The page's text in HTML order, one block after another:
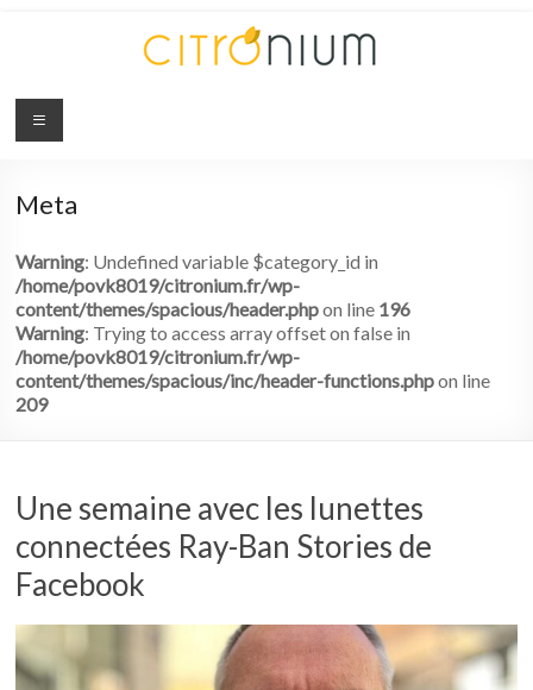
Citronium
Abonnez-
à
Meta
Warning: Undefined variable $category_id in
/home/povk8019/citronium.fr/wp-
content/themes/spacious/header.phpon line 196
Warning: Trying to access array offset on false in
/home/povk8019/citronium.fr/wp-
content/themes/spacious/inc/header-functions.phpon line
209
Une semaine avec les lunettes
connectées Ray-Ban Stories de
Facebook